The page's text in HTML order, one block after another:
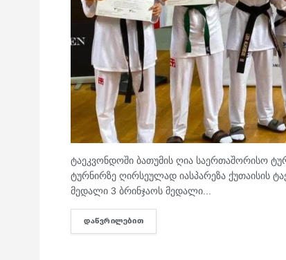
ტაეკვონდოში ბათუმის ღია საერთაშორისო
ტურნირზე ღირსეულად იასპარეზა ქუთაისის
მედალი 3 ბრინჯაოს მედალი...
ᲓᲐᲬᲕᲠᲘᲚᲔᲑᲘᲗ